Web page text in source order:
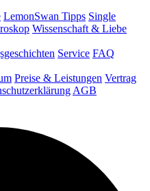
LemonSwan Tipps Single
Wissenschaft & Liebe
Service FAQ
Preise & Leistungen Vertrag
AGB